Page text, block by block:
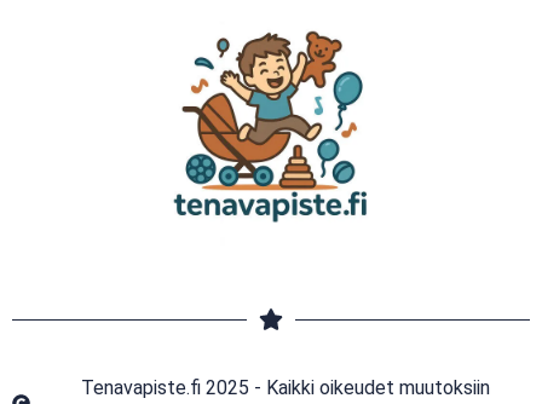
Tenavapiste.fi 2025 - Kaikki oikeudet muutoksiin